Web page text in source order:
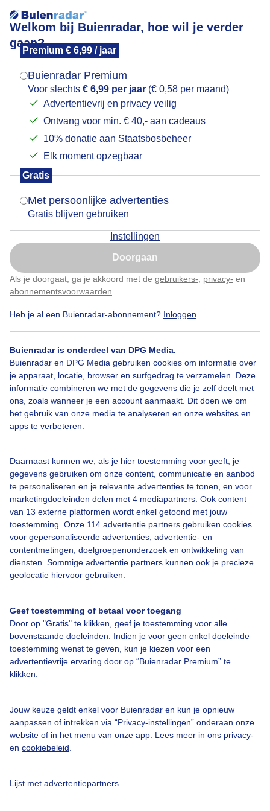
Welkom bij Buienradar, hoe wil je verder
gaan?
Premium € 6,99 / jaar
Buienradar Premium
Voor slechts € 6,99 per jaar (€ 0,58 per maand)
Advertentievrij en privacy veilig
Ontvang voor min. € 40,- aan cadeaus
10% donatie aan Staatsbosbeheer
Elk moment opzegbaar
Gratis
Met persoonlijke advertenties
Gratis blijven gebruiken
Instellingen
Doorgaan
Als je doorgaat, ga je akkoord met de gebruikers- privacy- en
abonnementsvoorwaarden
Heb je al een Buienradar-abonnement? Inloggen
Buienradar is onderdeel van DPG Media.
Buienradar en DPG Media gebruiken cookies om informatie over
je apparaat, locatie, browser en surfgedrag te verzamelen. Deze
informatie combineren we met de gegevens die je zelf deelt met
ons, zoals wanneer je een account aanmaakt. Dit doen we om
het gebruik van onze media te analyseren en onze websites en
apps te verbeteren.
Daarnaast kunnen we, als je hier toestemming voor geeft, je
gegevens gebruiken om onze content, communicatie en aanbod
te personaliseren en je relevante advertenties te tonen, en voor
marketingdoeleinden delen met 4 mediapartners. Ook content
van 13 externe platformen wordt enkel getoond met jouw
toestemming. Onze 114 advertentie partners gebruiken cookies
voor gepersonaliseerde advertenties, advertentie- en
contentmetingen, doelgroepenonderzoek en ontwikkeling van
diensten. Sommige advertentie partners kunnen ook je precieze
geolocatie hiervoor gebruiken.
Geef toestemming of betaal voor toegang
Door op "Gratis" te klikken, geef je toestemming voor alle
bovenstaande doeleinden. Indien je voor geen enkel doeleinde
toestemming wenst te geven, kun je kiezen voor een
advertentievrije ervaring door op “Buienradar Premium” te
klikken.
Jouw keuze geldt enkel voor Buienradar en kun je opnieuw
aanpassen of intrekken via “Privacy-instellingen” onderaan onze
website of in het menu van onze app. Lees meer in ons privacy-
en cookiebeleid
Lijst met advertentiepartners
Ondergaande zon bij wat wolken en heldere hemel
Door: M de Reus Gemaakt: 10-01-2026, 135x bekeken
Sneeuw Wolken Zonsondergang
Bekijk slideshow
Over Buienradar
Bedrijfsgegevens
Contact
Toegankelijkheid
Gebruikersvoorwaarden
Adverteren
Privacy beleid
Cookie beleid
Mogen we je locatie gebruiken voor het
Indien je hier nog geen akkoord op hebt gegeven,
verschijnt er zo een pop-up uit je browser waarin
Is goed, toon de popup
Nu niet, misschien later
Klik hierom dit aan te passen